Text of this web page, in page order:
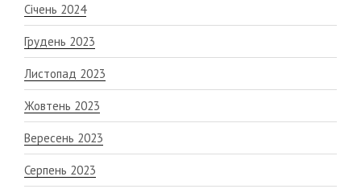
Січень 2024
Грудень 2023
Листопад 2023
Жовтень 2023
Вересень 2023
Серпень 2023